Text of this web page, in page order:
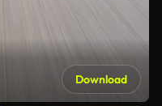
Download